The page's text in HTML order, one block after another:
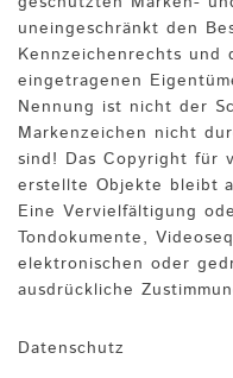
uneingeschränkt den
Kennzeichenrechts und
eingetragenen
Nennung ist nicht der
Markenzeichen nicht
sind! Das Copyright für
erstellte Objekte bleibt
Eine Vervielfältigung
Tondokumente,
elektronischen oder
ausdrückliche
Datenschutz